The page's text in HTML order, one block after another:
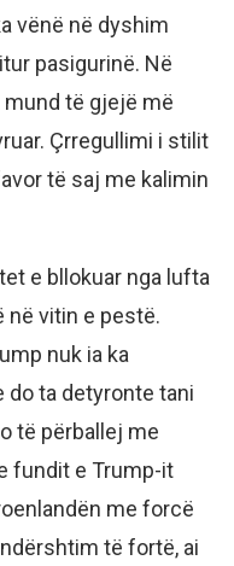
vënë në dyshim
pasigurinë. Në
mund të gjejë më
Çrregullimi i stilit
të saj me kalimin
e bllokuar nga lufta
në vitin e pestë.
nuk ia ka
do ta detyronte tani
të përballej me
fundit e Trump-it
me forcë
të fortë, ai